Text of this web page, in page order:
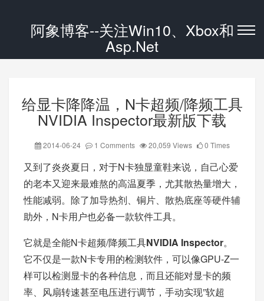
阿象博客--关注Win10、Xbox和
Asp.Net
给显卡降降温，N卡超频/降频工具
NVIDIA Inspector最新版下载
2014-06-24 1 Comments 20,059 Views 0 Times
又到了炎炎夏日，对于N卡独显童鞋来说，自己心爱
的老本又迎来最难熬的高温夏季，尤其散热量增大，
性能减弱。除了加导热剂、铜片、散热底座等硬件辅
助外，N卡用户也必备一款软件工具。
它就是全能N卡超频/降频工具NVIDIA Inspector。
它不仅是一款N卡专用的检测软件，可以像GPU-Z一
样可以检测显卡的各种信息，而且还能对显卡的频
率、风扇转速甚至电压进行调节，手动实现”软超